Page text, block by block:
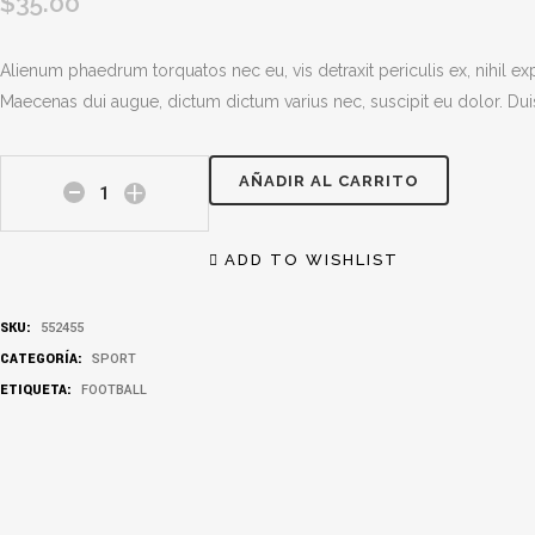
Alienum phaedrum torquatos nec eu, vis detraxit periculis ex, nihil
Maecenas dui augue, dictum dictum varius nec, suscipit eu dolor.
AÑADIR AL CARRITO
ADD TO WISHLIST
SKU: 552455
CATEGORÍA: SPORT
ETIQUETA: FOOTBALL